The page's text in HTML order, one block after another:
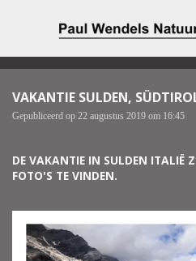
de
VAKANTIE SULDEN,
Gepubliceerd op 22 augustus 2019 om 16:45
DE VAKANTIE IN SULDEN ITALIË
FOTO'S TE VINDEN.